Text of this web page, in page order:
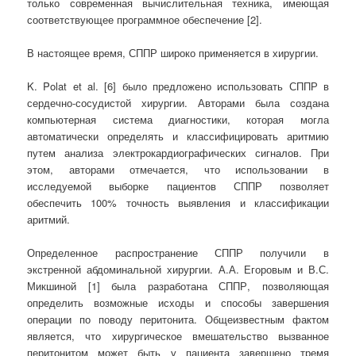
соответствующее программное обеспечение [2].
В настоящее время, СППР широко применяется в хирургии.
K. Polat et al. [6] было предложено использовать СППР в
сердечно-сосудистой хирургии. Авторами была создана
компьютерная система диагностики, которая могла
автоматически определять и классифицировать аритмию
путем анализа электрокардиографических сигналов. При
этом, авторами отмечается, что использовании в
исследуемой выборке пациентов СППР позволяет
обеспечить 100% точность выявления и классификации
аритмий.
Определенное распространение СППР получили в
экстренной абдоминальной хирургии. А.А. Егоровым и В.С.
Микшиной [1] была разработана СППР, позволяющая
определить возможные исходы и способы завершения
операции по поводу перитонита. Общеизвестным фактом
является, что хирургическое вмешательство вызванное
перитонитом может быть у пациента завершено тремя